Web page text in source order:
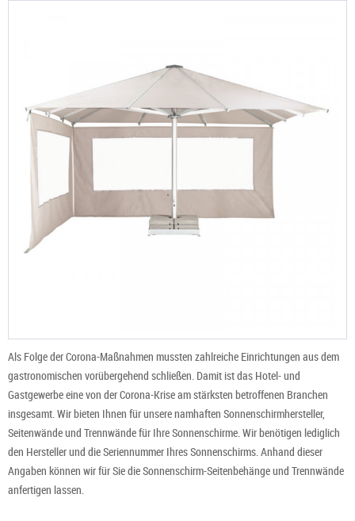
Als Folge der Corona-Maßnahmen mussten zahlreiche Einrichtungen aus dem
gastronomischen vorübergehend schließen. Damit ist das Hotel- und
Gastgewerbe eine von der Corona-Krise am stärksten betroffenen Branchen
insgesamt. Wir bieten Ihnen für unsere namhaften Sonnenschirmhersteller,
Seitenwände und Trennwände für Ihre Sonnenschirme. Wir benötigen lediglich
den Hersteller und die Seriennummer Ihres Sonnenschirms. Anhand dieser
Angaben können wir für Sie die Sonnenschirm-Seitenbehänge und Trennwände
anfertigen lassen.